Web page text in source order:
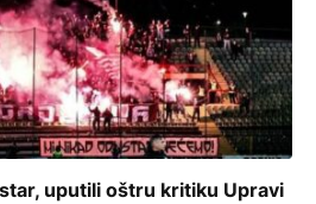
uputili oštru kritiku Upravi